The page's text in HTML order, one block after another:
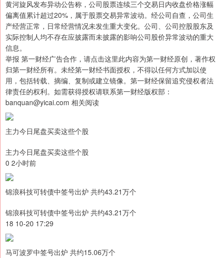
黄河旋风发布异动公告称，公司股票连续三个交易日内收盘价格涨幅
偏离值累计超过20%，属于股票交易异常波动。经公司自查，公司生
产经营正常，日常经营情况未发生重大变化。公司、公司控股股东及
实际控制人均不存在应披露而未披露的影响公司股价异常波动的重大
信息。
举报 第一财经广告合作，请点击这里此内容为第一财经原创，著作权
归第一财经所有。未经第一财经书面授权，不得以任何方式加以使
用，包括转载、摘编、复制或建立镜像。第一财经保留追究侵权者法
律责任的权利。如需获得授权请联系第一财经版权部：
banquan@yicai.com 相关阅读
主力今日尾盘买卖这些个股
主力今日尾盘买卖这些个股
0 2小时前
锦浪科技可转债中签号出炉 共约43.21万个
锦浪科技可转债中签号出炉 共约43.21万个
18 10-20 17:29
马可波罗中签号出炉 共约15.06万个